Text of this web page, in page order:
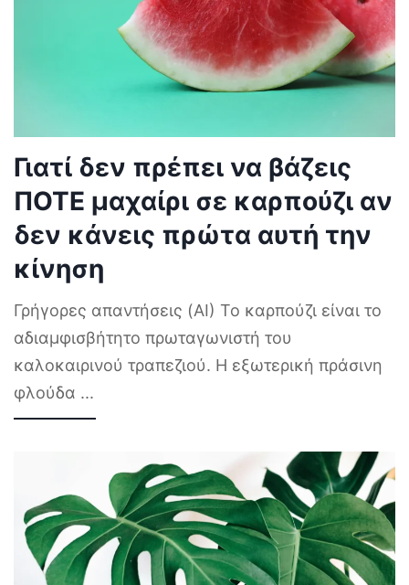
Γιατί δεν πρέπει να βάζεις
ΠΟΤΕ μαχαίρι σε καρπούζι αν
δεν κάνεις πρώτα αυτή την
κίνηση
Γρήγορες απαντήσεις (AI) Το καρπούζι είναι το
αδιαμφισβήτητο πρωταγωνιστή του
καλοκαιρινού τραπεζιού. Η εξωτερική πράσινη
φλούδα ...